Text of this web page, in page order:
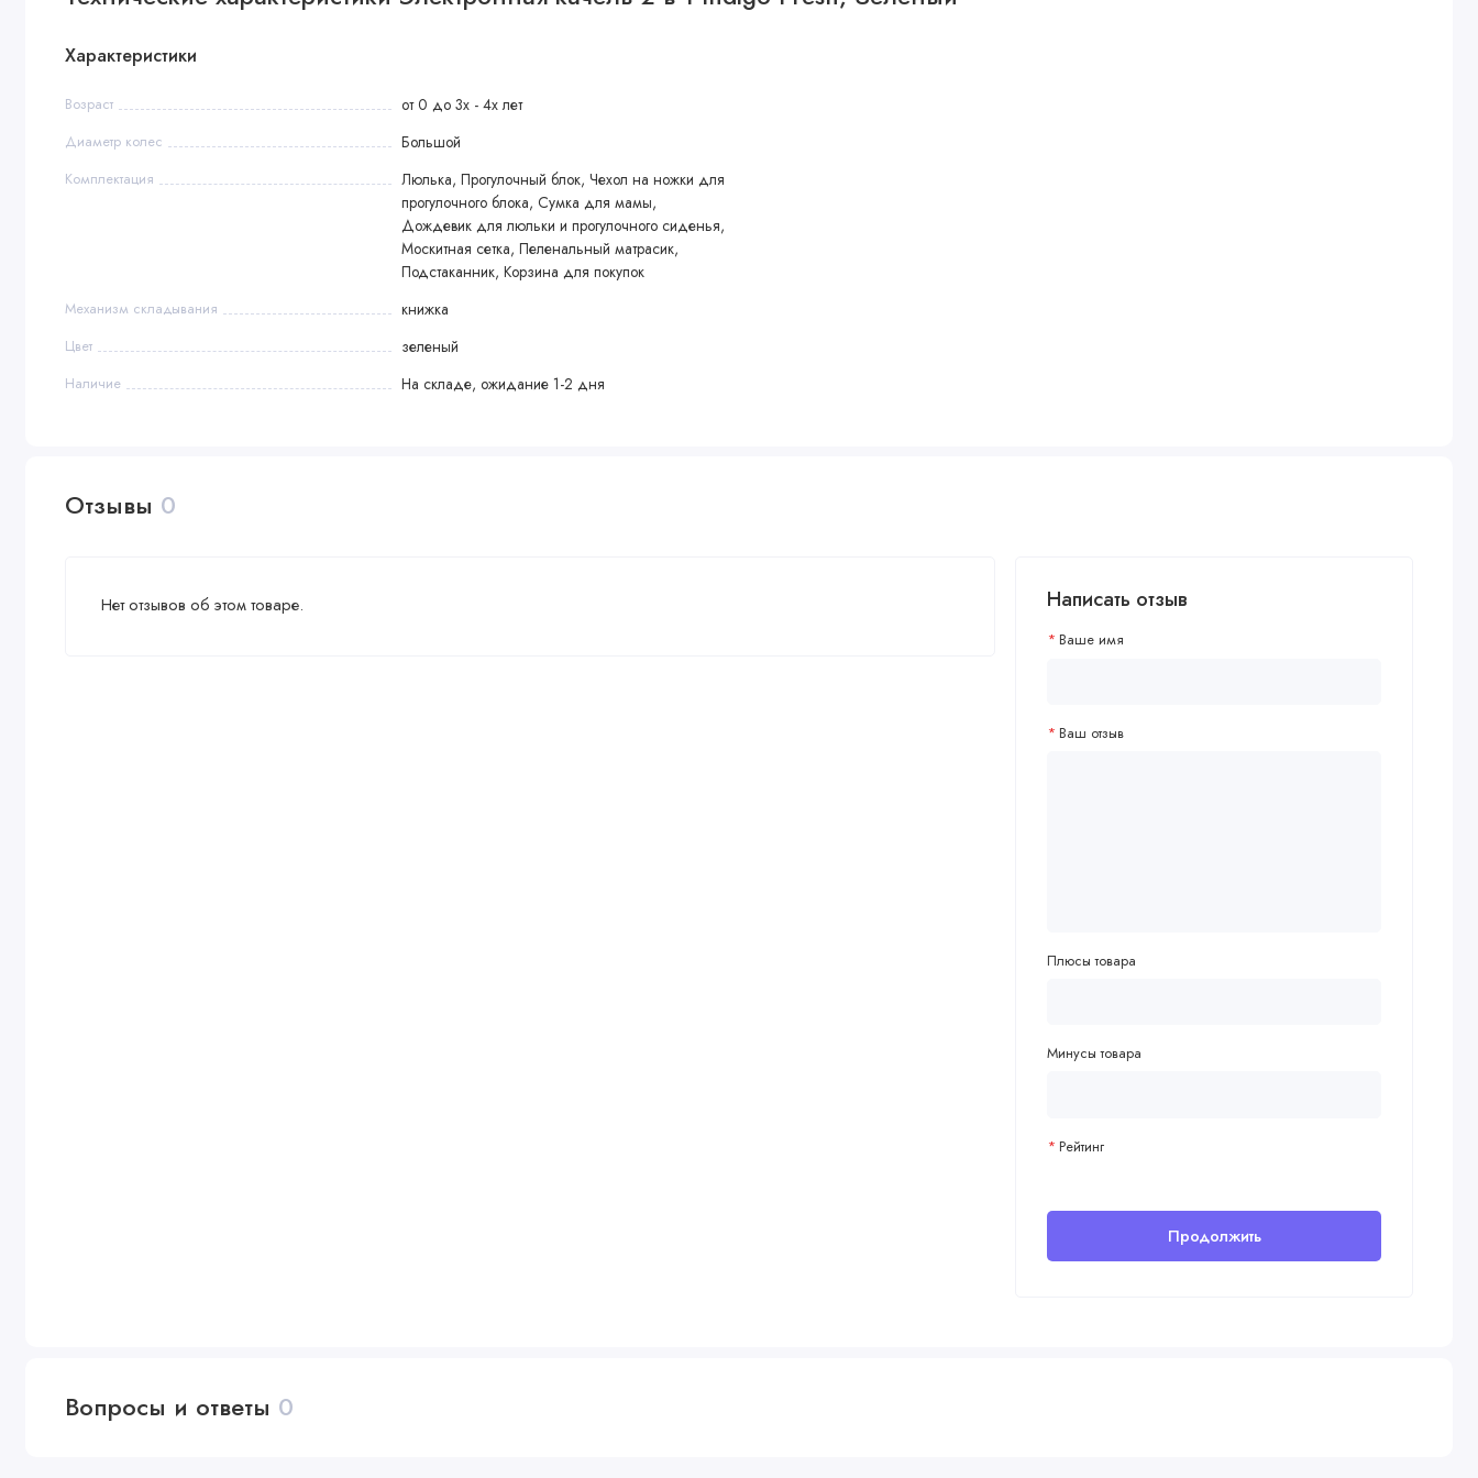
Характеристики
Возраст от 0 до 3х - 4х лет
Диаметр колес Большой
Комплектация
Люлька, Прогулочный блок, Чехол на ножки для
прогулочного блока, Сумка для мамы,
Дождевик для люльки и прогулочного сиденья,
Москитная сетка, Пеленальный матрасик,
Подстаканник, Корзина для покупок
Механизм складывания книжка
Цвет зеленый
Наличие На складе, ожидание 1-2 дня
Отзывы 0
Нет отзывов об этом товаре. Написать отзыв
Ваше имя
Ваш отзыв
Плюсы товара
Минусы товара
Рейтинг
Продолжить
Вопросы и ответы 0